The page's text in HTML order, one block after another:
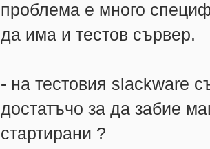
проблема е много
да има и тестов сървер.
- на тестовия slackware
достатъчо за да забие
стартирани ?